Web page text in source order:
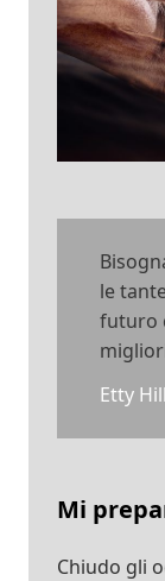
le
futuro
Etty
Mi
Chiudo gli